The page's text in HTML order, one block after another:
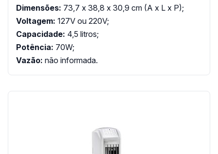
Dimensões: 73,7 x 38,8 x 30,9 cm (A x L x P);
Voltagem: 127V ou 220V;
Capacidade: 4,5 litros;
Potência: 70W;
Vazão: não informada.